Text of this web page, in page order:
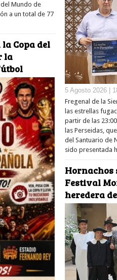
del Mundo de
a un total de 77
Copa del
la
5 Agosto 2026 |
Fregenal de la
las estrellas
partir de las
las Perseidas,
del Santuario de
sido presentada
Hornachos
Festival
heredera